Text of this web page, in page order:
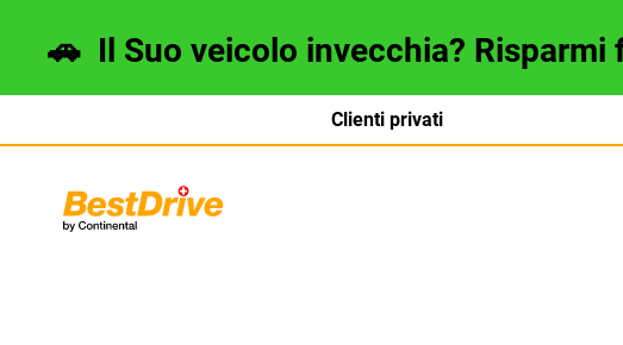
🚗 Il Suo veicolo invecchia? Risparmi
Clienti privati
Deutsch